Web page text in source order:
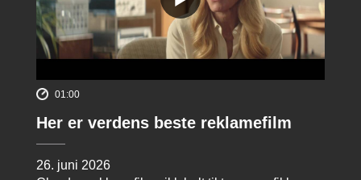
01:00
Her er verdens beste reklamefilm
26. juni 2026